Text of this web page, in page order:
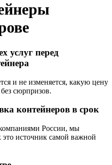
услуг перед
и не изменяется, какую цену
сюрпризов.
контейнеров в срок
России, мы
это источник самой важной